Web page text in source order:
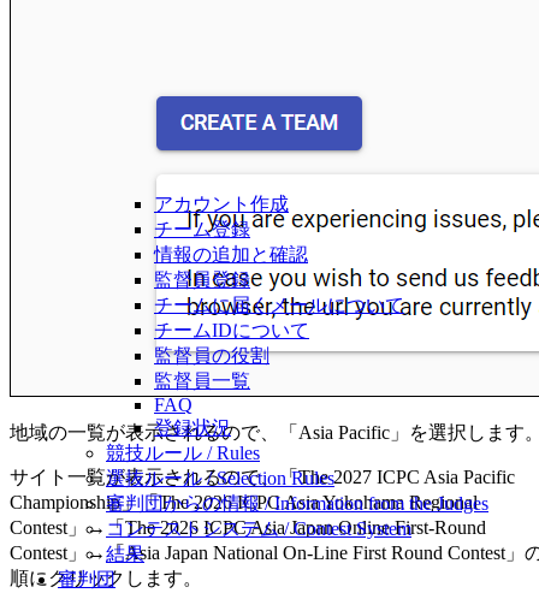
アカウント作成
チーム登録
情報の追加と確認
監督員登録
チームに届くメールについて
チームIDについて
監督員の役割
監督員一覧
FAQ
登録状況
競技ルール / Rules
選抜ルール / Selection Rules
審判団からの情報 / Information from the Judges
コンテストシステム / Contest System
結果
審判団
地域の一覧が表示されるので、「Asia Pacific」を選択します
サイト一覧が表示されるので、「The 2027 ICPC Asia Pacific
Championship」「The 2026 ICPC Asia Yokohama Regional
Contest」→「The 2026 ICPC Asia Japan Online First-Round
Contest」→「Asia Japan National On-Line First Round Contest」
順にクリックします。